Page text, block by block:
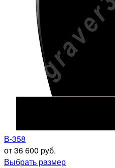
В-358
от 36 600 руб.
Выбрать размер